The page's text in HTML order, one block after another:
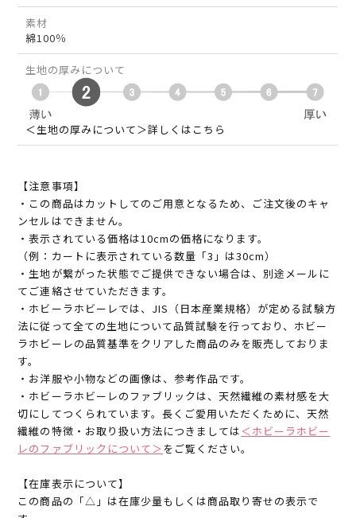
素材
綿100％
生地の厚みについて
＜生地の厚みについて＞詳しくはこちら
【注意事項】
・この商品はカットしてのご用意となるため、ご注文後のキャ
ンセルはできません。
・表示されている価格は10cmの価格になります。
（例：カートに表示されている数量「3」は30cm）
・生地が繋がった状態でご提供できない場合は、別途メールに
てご連絡させていただきます。
・ホビーラホビーレでは、JIS（日本産業規格）が定める試験方
法に従って全ての生地について品質試験を行っており、ホビー
ラホビーレの品質基準をクリアした商品のみを販売しておりま
す。
・お洋服や小物などの画像は、参考作品です。
・ホビーラホビーレのファブリックは、天然繊維の素材感を大
切にしてつくられています。長くご愛用いただくために、天然
繊維の特徴・お取り扱い方法につきましては＜ホビーラホビー
レのファブリックについて＞ をご覧ください。
【在庫表示について】
この商品の「△」は在庫少量もしくは商品取り寄せの表示で